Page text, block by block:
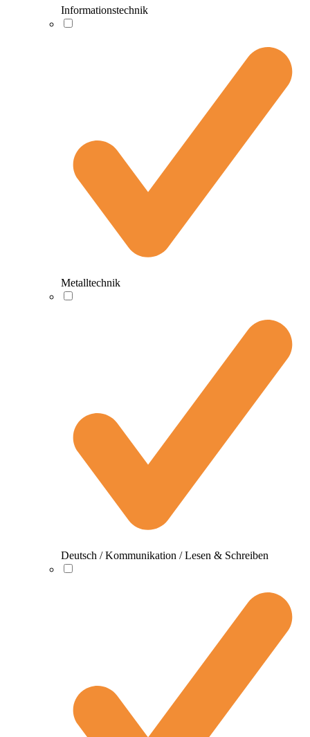
Informationstechnik
Metalltechnik
Deutsch / Kommunikation / Lesen & Schreiben